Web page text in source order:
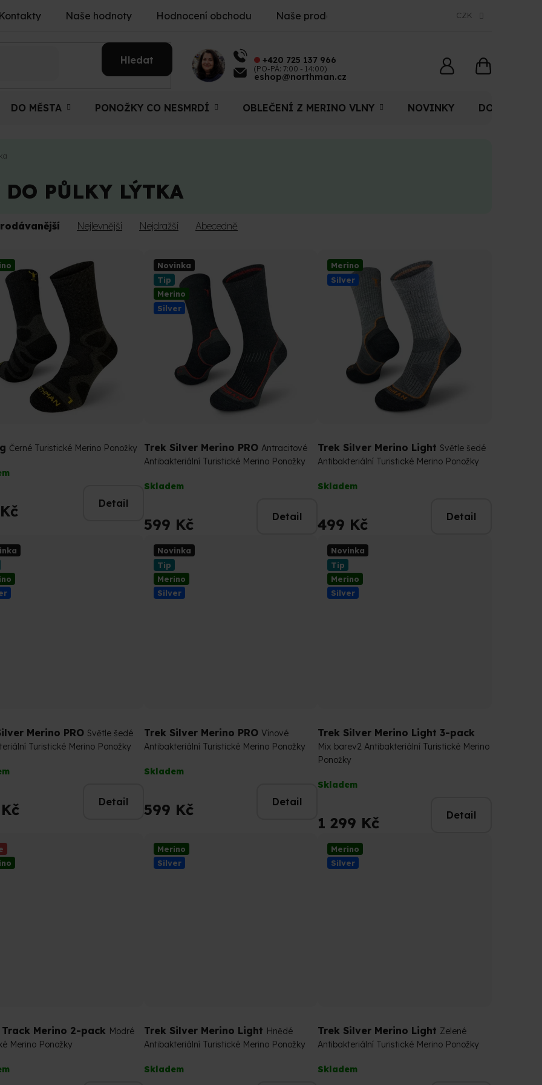
Kontakty Naše hodnoty Hodnocení obchodu Naše prodejny CZK
Hledat
NÁKUPNÍ
KOŠÍK
+420 725 137 966
(PO-PÁ: 7:00 - 14:00)
eshop@northman.cz
DO MĚSTA PONOŽKY CO NESMRDÍ OBLEČENÍ Z MERINO VLNY NOVINKY DOPLŇKY
PŮLKY LÝTKA
Nejlevnější Nejdražší Abecedně
Černé Turistické Merino Ponožky
Detail
Novinka
Tip
Merino
Silver
Trek Silver Merino PRO Antracitové
Antibakteriální Turistické Merino Ponožky
Průměrné
hodnocení
je
5,0
hvězdiček.
Skladem
599 Kč Detail
Merino
Silver
Trek Silver Merino Light Světle šedé
Antibakteriální Turistické Merino Ponožky
Průměrné
hodnocení
je
4,9
hvězdiček.
Skladem
499 Kč Detail
Merino PRO Světle šedé
Turistické Merino Ponožky
Detail
Novinka
Tip
Merino
Silver
Trek Silver Merino PRO Vínové
Antibakteriální Turistické Merino Ponožky
hodnocení
je
5,0
hvězdiček.
Skladem
599 Kč Detail
Novinka
Tip
Merino
Silver
Trek Silver Merino Light 3-pack
Mix barev2 Antibakteriální Turistické Merino
Ponožky
hodnocení
je
5,0
hvězdiček.
Skladem
1 299 Kč Detail
Merino 2-pack Modré
Merino Ponožky
Merino
Silver
Trek Silver Merino Light Hnědé
Antibakteriální Turistické Merino Ponožky
Průměrné
hodnocení
Skladem
Merino
Silver
Trek Silver Merino Light Zelené
Antibakteriální Turistické Merino Ponožky
Průměrné
hodnocení
Skladem